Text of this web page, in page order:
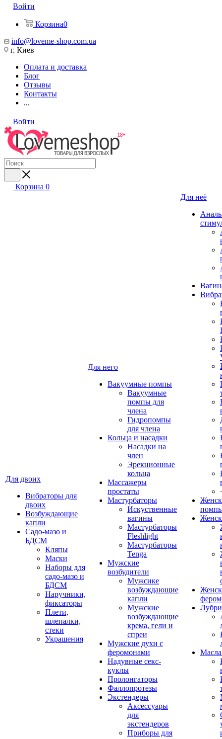
Войти
Корзина0
info@loveme-shop.com.ua
г. Киев
Оплата и доставка
Блог
Отзывы
Контакты
...
Войти
Корзина 0
Для двоих
Вибраторы для
двоих
Возбуждающие
капли
Садо-мазо и
БДСМ
Кляпы
Маски
Наборы для
садо-мазо и
БДСМ
Наручники,
фиксаторы
Плети,
шлепалки,
стеки
Украшения
Для него
Вакуумные помпы
Вакуумные
помпы для
члена
Гидропомпы
для члена
Кольца и насадки
Насадки на
член
Эрекционные
кольца
Массажеры
простаты
Мастурбаторы
Искуственные
вагины
Мастурбаторы
Fleshlight
Мастурбаторы
Tenga
Мужские
возбудители
Мужсике
возбуждающие
капли
Мужские
возбуждающие
крема, гели и
спреи
Мужские духи с
феромонами
Надувные секс-
куклы
Пролонгаторы
Фаллопротезы
Экстендеры
Аксессуары
для
экстендеров
Приборы для
Для неё